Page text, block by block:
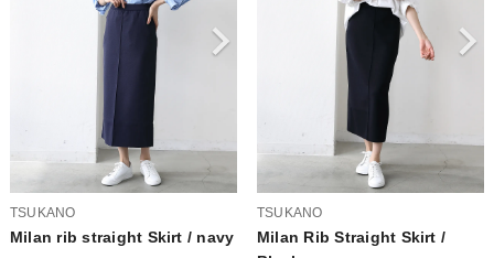
TSUKANO
Milan rib straight Skirt / navy
TSUKANO
Milan Rib Straight Skirt /